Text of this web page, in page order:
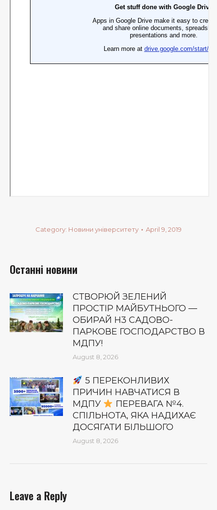
Category: Новини університету April 9, 2019
Останні новини
СТВОРЮЙ ЗЕЛЕНИЙ
ПРОСТІР МАЙБУТНЬОГО —
ОБИРАЙ Н3 САДОВО-
ПАРКОВЕ ГОСПОДАРСТВО В
МДПУ!
August 8, 2026
5 ПЕРЕКОНЛИВИХ
ПРИЧИН НАВЧАТИСЯ В
МДПУ
ПЕРЕВАГА №4.
СПІЛЬНОТА, ЯКА НАДИХАЄ
ДОСЯГАТИ БІЛЬШОГО
August 8, 2026
Leave a Reply